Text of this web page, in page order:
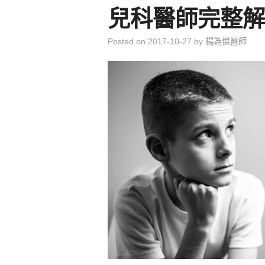
兒科醫師完整
Posted on 2017-10-27 by 楊為傑醫師